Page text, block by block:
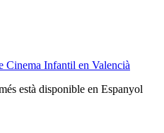
Cinema Infantil en Valencià
està disponible en Espanyol